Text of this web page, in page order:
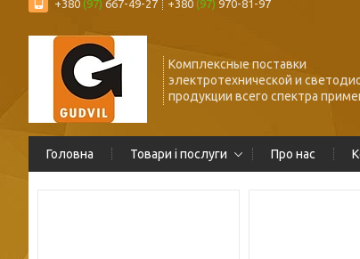
+380 (97) 667-49-27 +380 (97) 970-81-97
Комплексные поставки
электротехнической и
продукции всего спектра
Головна Товари і послуги Про нас